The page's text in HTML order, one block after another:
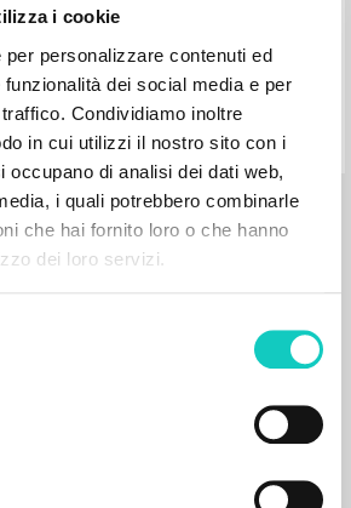
i cookie
personalizzare contenuti ed
dei social media e per
Condividiamo inoltre
in cui utilizzi il nostro sito con i
occupano di analisi dei dati web,
i quali potrebbero combinarle
che hai fornito loro o che hanno
dei loro servizi.
Luogo di edizione : Wroclaw
Pagine: 1
mysli i dzialalnosci
Activities of Fr. Luigi